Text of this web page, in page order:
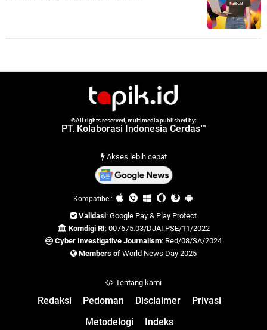
©All rights reserved, multimedia published by:
PT. Kolaborasi Indonesia Cerdas™
Akses lebih cepat
Kompatibel:
Validasi: Google Pay & Play Protect
Komdigi RI: 007675.03/DJAI.PSE/11/2022
Cyber Investigative Journalism: Red/08/SA/2024
Members of World News Day 2025
Tentang kami
Redaksi Pedoman Disclaimer
Privasi
Metodelogi
Indeks